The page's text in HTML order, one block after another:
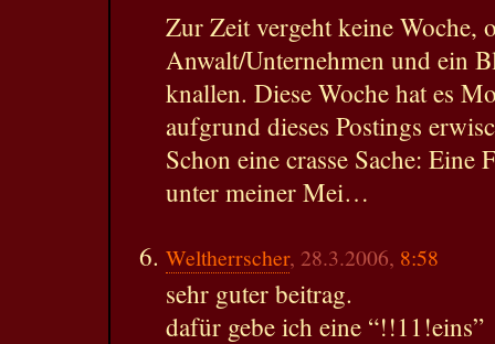
Zur Zeit vergeht keine Woche,
Anwalt/Unternehmen und ein
knallen. Diese Woche hat es
aufgrund dieses Postings
Schon eine crasse Sache:
unter meiner Mei…
Weltherrscher, 28.3.2006, 8:58
sehr guter beitrag.
dafür gebe ich eine “!!11!eins”